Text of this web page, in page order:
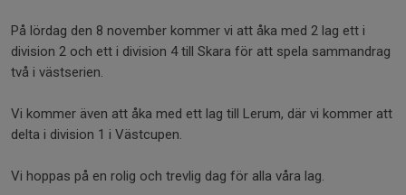
På lördag den 8 november kommer vi att åka med 2 lag ett i
division 2 och ett i division 4 till Skara för att spela sammandrag
två i västserien.
Vi kommer även att åka med ett lag till Lerum, där vi kommer att
delta i division 1 i Västcupen.
Vi hoppas på en rolig och trevlig dag för alla våra lag.